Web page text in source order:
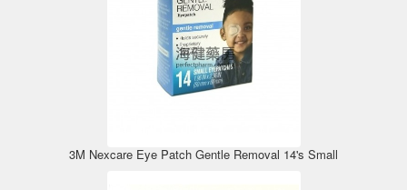
3M Nexcare Eye Patch Gentle Removal 14's Small